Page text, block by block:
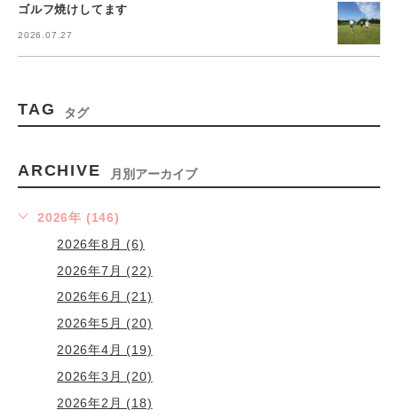
ゴルフ焼けしてます
2026.07.27
TAG タグ
ARCHIVE 月別アーカイブ
2026年 (146)
2026年8月 (6)
2026年7月 (22)
2026年6月 (21)
2026年5月 (20)
2026年4月 (19)
2026年3月 (20)
2026年2月 (18)